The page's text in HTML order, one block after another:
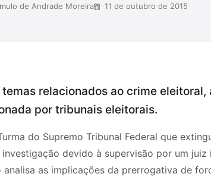
de Andrade Moreira 11 de outubro de 2015
relacionados ao crime
por tribunais eleitorais.
do Supremo Tribunal Federal que
devido à supervisão por um
analisa as implicações da prerrogativa de